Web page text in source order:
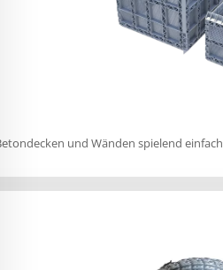
und Wänden spielend